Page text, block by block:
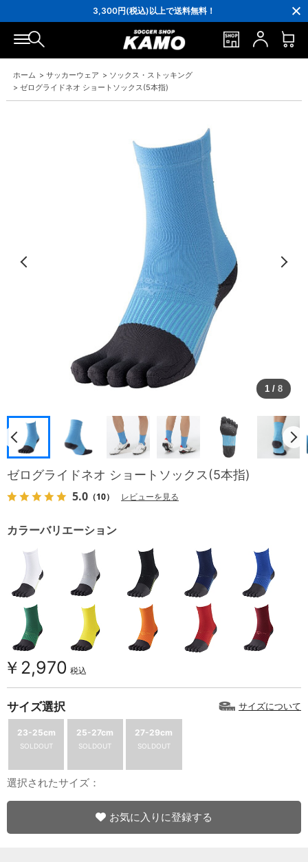
ポイント還元率5％！プレミア会員は7％
会員の方にはお誕生月に「10％OFFクーポン」プレゼント！
16,000円(税込)以上でシューズケースプレゼント！
3,300円(税込)以上で送料無料！
ホーム > サッカーウェア > ソックス・ストッキング
> ゼログライドネオ ショートソックス(5本指)
1 / 8
ゼログライドネオ ショートソックス(5本指)
5.0 （10） レビューを見る
カラーバリエーション
￥2,970 税込
サイズ選択 サイズについて
23-25cm
SOLDOUT
25-27cm
SOLDOUT
27-29cm
SOLDOUT
選択されたサイズ：
お気に入りに登録する